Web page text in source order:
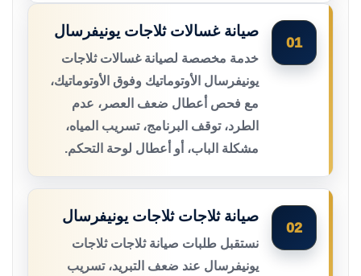
01
صيانة غسالات ثلاجات يونيفرسال
خدمة مخصصة لصيانة غسالات ثلاجات
يونيفرسال الأوتوماتيك وفوق الأوتوماتيك،
مع فحص أعطال ضعف العصر، عدم
الطرد، توقف البرنامج، تسريب المياه،
مشكلة الباب، أو أعطال لوحة التحكم.
02
صيانة ثلاجات ثلاجات يونيفرسال
نستقبل طلبات صيانة ثلاجات ثلاجات
يونيفرسال عند ضعف التبريد، تسريب